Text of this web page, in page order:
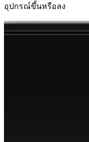
อุปกรณ์ขึ้นหรือลง